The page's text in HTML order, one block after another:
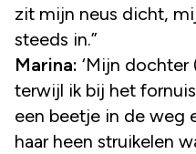
zit mijn neus dicht,
steeds in.”
Marina: ‘Mijn
terwijl ik bij het
een beetje in de weg
haar heen struikelen